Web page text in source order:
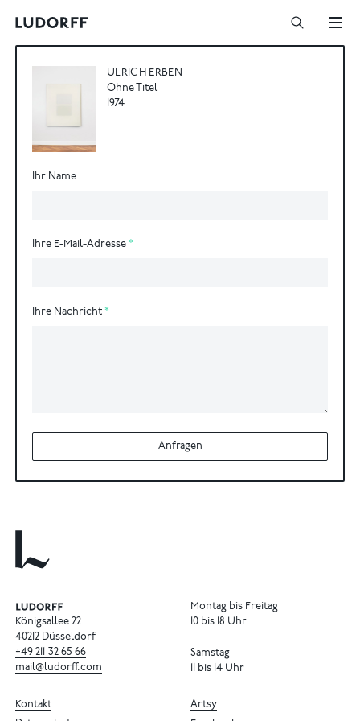
ULRICH ERBEN
Ohne Titel
1974
Ihr Name
Ihre E-Mail-Adresse
Ihre Nachricht
Anfragen
Königsallee 22
40212 Düsseldorf
+49 211 32 65 66
mail@ludorff.com
Montag bis Freitag
10 bis 18 Uhr
Samstag
11 bis 14 Uhr
Artsy
Kontakt